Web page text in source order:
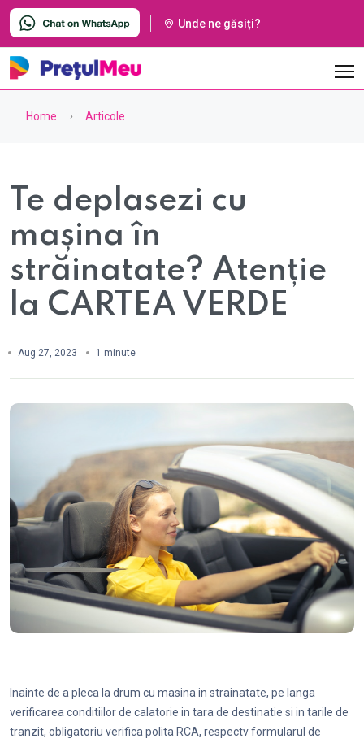
Unde ne găsiți?
Home Articole
Te deplasezi cu
mașina în
străinatate? Atenție
la CARTEA VERDE
Aug 27, 2023 1 minute
Inainte de a pleca la drum cu masina in strainatate, pe langa
verificarea conditiilor de calatorie in tara de destinatie si in tarile de
tranzit, obligatoriu verifica polita RCA, respectv formularul de